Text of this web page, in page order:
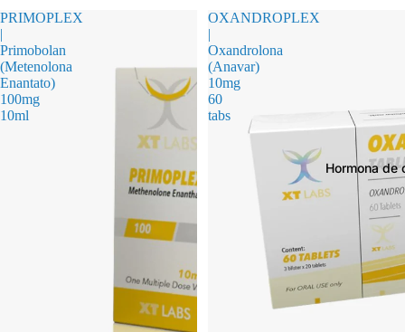
Hormona de
PRIMOPLEX
|
Primobolan
(Metenolona
Enantato)
100mg
10ml
OXANDROPLEX
|
Oxandrolona
(Anavar)
10mg
60
tabs